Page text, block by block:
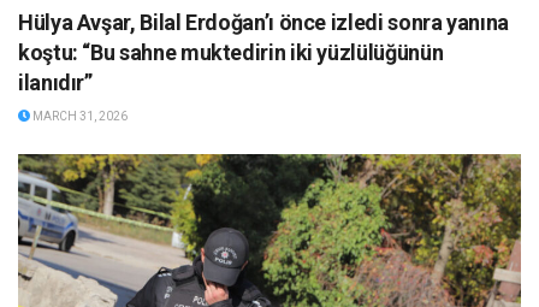
Hülya Avşar, Bilal Erdoğan’ı önce izledi sonra yanına
koştu: “Bu sahne muktedirin iki yüzlülüğünün
ilanıdır”
MARCH 31, 2026